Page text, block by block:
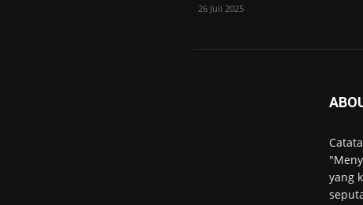
26 Juli 2025
yang